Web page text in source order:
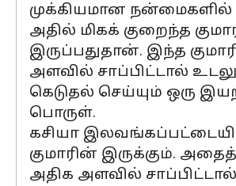
முக்கியமான நன்மைகளில்
அதில் மிகக் குறைந்த
இருப்பதுதான். இந்த
அளவில் சாப்பிட்டால்
கெடுதல் செய்யும் ஒரு
பொருள்.
கசியா
குமாரின் இருக்கும்.
அதிக அளவில்